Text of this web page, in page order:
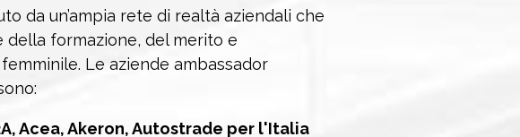
da un’ampia rete di realtà aziendali che
della formazione, del merito e
Le aziende ambassador
Acea, Akeron, Autostrade per l'Italia